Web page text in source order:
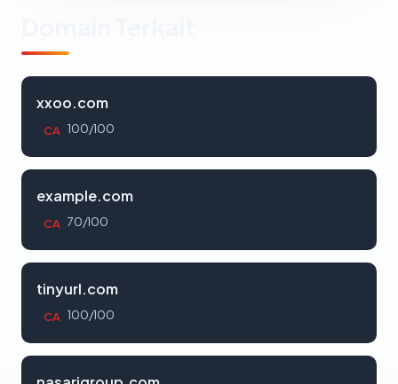
xxoo.com
CA 100/100
example.com
CA 70/100
tinyurl.com
CA 100/100